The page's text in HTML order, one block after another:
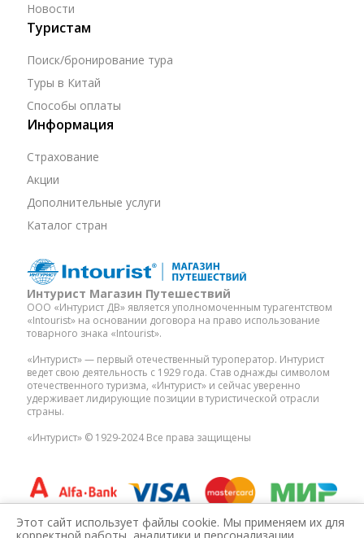
Новости
Туристам
Поиск/бронирование тура
Туры в Китай
Способы оплаты
Информация
Страхование
Акции
Дополнительные услуги
Каталог стран
Интурист Магазин Путешествий
ООО «Интурист ДВ» является уполномоченным турагентством
«Intourist» на основании договора на право использование
товарного знака «Intourist».
«Интурист» — первый отечественный туроператор. Интурист
ведет свою деятельность с 1929 года. Став однажды символом
отечественного туризма, «Интурист» и сейчас уверенно
удерживает лидирующие позиции в туристической отрасли
страны.
«Интурист» © 1929-2024 Все права защищены
ООО «ИНТУРИСТ ДВ»
ИНН: 2536304212
Этот сайт использует файлы cookie. Мы применяем их для